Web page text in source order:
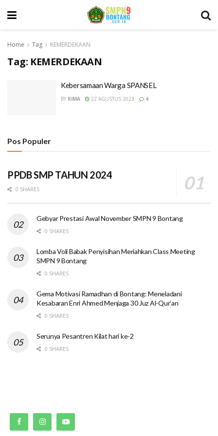
Home Tag KEMERDEKAAN
Tag: KEMERDEKAAN
Kebersamaan Warga SPANSEL
BY RIMA 22 AGUSTUS 2023 4
Pos Populer
PPDB SMP TAHUN 2024
0 SHARES
Gebyar Prestasi Awal November SMPN 9 Bontang
0 SHARES
Lomba Voli Babak Penyisihan Meriahkan Class Meeting
SMPN 9 Bontang
0 SHARES
Gema Motivasi Ramadhan di Bontang: Meneladani
Kesabaran Enri Ahmed Menjaga 30 Juz Al-Qur’an
0 SHARES
Serunya Pesantren Kilat hari ke-2
0 SHARES